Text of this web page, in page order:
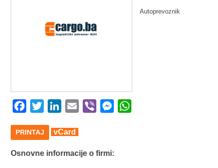
Autoprevoznik
Facebook
Twitter LinkedIn
Email Viber Messenger
PRINTAJ vCard
Osnovne informacije o firmi: